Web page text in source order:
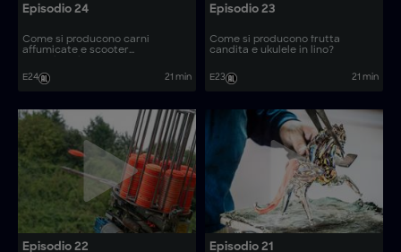
Episodio 24
Come si producono carni
affumicate e scooter
E24
21 min
Episodio 23
Come si producono frutta
candita e ukulele in lino?
E23 21 min
Episodio 22 Episodio 21